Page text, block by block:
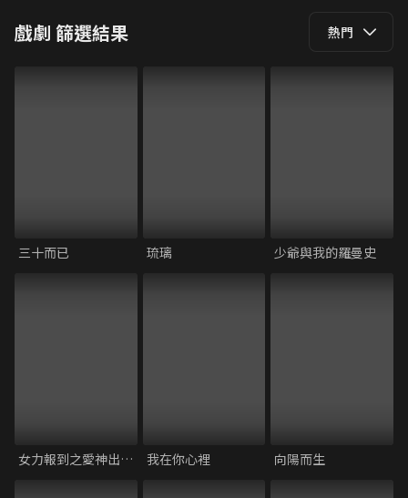
戲劇 篩選結果 熱門
三十而已 琉璃 少爺與我的羅曼史
女力報到之愛神出任務 我在你心裡 向陽而生